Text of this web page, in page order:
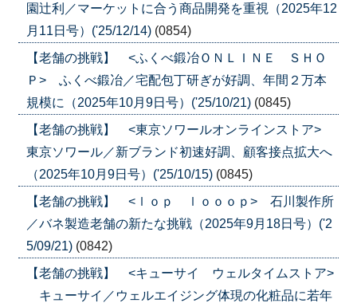
園辻利／マーケットに合う商品開発を重視（2025年12
月11日号）('25/12/14) (0854)
【老舗の挑戦】 <ふくべ鍛冶ＯＮＬＩＮＥ ＳＨＯ
Ｐ> ふくべ鍛冶／宅配包丁研ぎが好調、年間２万本
規模に（2025年10月9日号）('25/10/21) (0845)
【老舗の挑戦】 <東京ソワールオンラインストア>
東京ソワール／新ブランド初速好調、顧客接点拡大へ
（2025年10月9日号）('25/10/15) (0845)
【老舗の挑戦】 <ｌｏｐ ｌｏｏｏｐ> 石川製作所
／バネ製造老舗の新たな挑戦（2025年9月18日号）('2
5/09/21) (0842)
【老舗の挑戦】 <キューサイ ウェルタイムストア>
キューサイ／ウェルエイジング体現の化粧品に若年